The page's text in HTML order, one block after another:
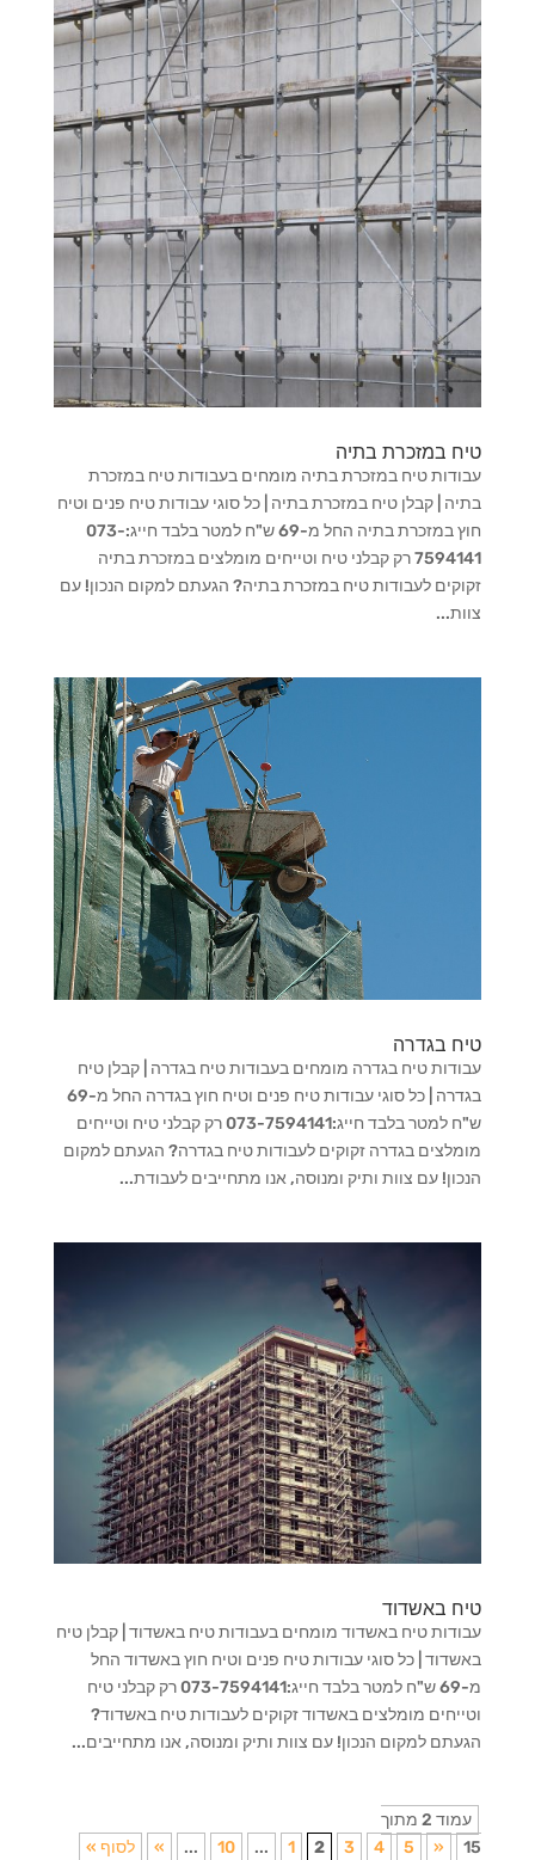
טיח במזכרת בתיה
עבודות טיח במזכרת בתיה מומחים בעבודות טיח במזכרת
בתיה | קבלן טיח במזכרת בתיה | כל סוגי עבודות טיח פנים וטיח
חוץ במזכרת בתיה החל מ-69 ש"ח למטר בלבד חייג:073-
7594141 רק קבלני טיח וטייחים מומלצים במזכרת בתיה
זקוקים לעבודות טיח במזכרת בתיה? הגעתם למקום הנכון! עם
צוות...
טיח בגדרה
עבודות טיח בגדרה מומחים בעבודות טיח בגדרה | קבלן טיח
בגדרה | כל סוגי עבודות טיח פנים וטיח חוץ בגדרה החל מ-69
ש"ח למטר בלבד חייג:073-7594141 רק קבלני טיח וטייחים
מומלצים בגדרה זקוקים לעבודות טיח בגדרה? הגעתם למקום
הנכון! עם צוות ותיק ומנוסה, אנו מתחייבים לעבודת...
טיח באשדוד
עבודות טיח באשדוד מומחים בעבודות טיח באשדוד | קבלן טיח
באשדוד | כל סוגי עבודות טיח פנים וטיח חוץ באשדוד החל
מ-69 ש"ח למטר בלבד חייג:073-7594141 רק קבלני טיח
וטייחים מומלצים באשדוד זקוקים לעבודות טיח באשדוד?
הגעתם למקום הנכון! עם צוות ותיק ומנוסה, אנו מתחייבים...
עמוד 2 מתוך
15
«
1 2 3 4 5
...
10
...
» לסוף »